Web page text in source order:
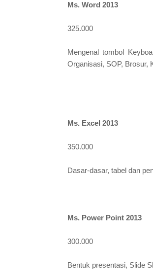
Ms. Word 2013
325.000
Mengenal tombol
Organisasi, SOP, Brosur,
Ms. Excel 2013
350.000
Dasar-dasar, tabel dan
Ms. Power Point 2013
300.000
Bentuk presentasi, Slide